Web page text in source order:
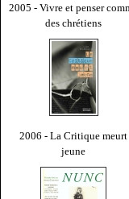
2005 - Vivre et penser
des chrétiens
2006 - La Critique meurt
jeune